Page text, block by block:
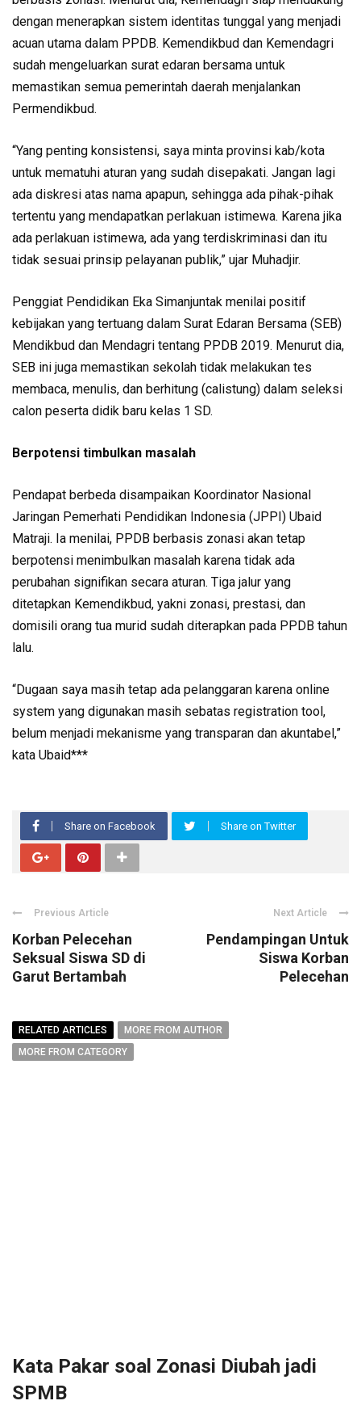
dengan menerapkan sistem identitas tunggal yang menjadi
acuan utama dalam PPDB. Kemendikbud dan Kemendagri
sudah mengeluarkan surat edaran bersama untuk
memastikan semua pemerintah daerah menjalankan
Permendikbud.
“Yang penting konsistensi, saya minta provinsi kab/kota
untuk mematuhi aturan yang sudah disepakati. Jangan lagi
ada diskresi atas nama apapun, sehingga ada pihak-pihak
tertentu yang mendapatkan perlakuan istimewa. Karena jika
ada perlakuan istimewa, ada yang terdiskriminasi dan itu
tidak sesuai prinsip pelayanan publik,” ujar Muhadjir.
Penggiat Pendidikan Eka Simanjuntak menilai positif
kebijakan yang tertuang dalam Surat Edaran Bersama (SEB)
Mendikbud dan Mendagri tentang PPDB 2019. Menurut dia,
SEB ini juga memastikan sekolah tidak melakukan tes
membaca, menulis, dan berhitung (calistung) dalam seleksi
calon peserta didik baru kelas 1 SD.
Berpotensi timbulkan masalah
Pendapat berbeda disampaikan Koordinator Nasional
Jaringan Pemerhati Pendidikan Indonesia (JPPI) Ubaid
Matraji. Ia menilai, PPDB berbasis zonasi akan tetap
berpotensi menimbulkan masalah karena tidak ada
perubahan signifikan secara aturan. Tiga jalur yang
ditetapkan Kemendikbud, yakni zonasi, prestasi, dan
domisili orang tua murid sudah diterapkan pada PPDB tahun
lalu.
“Dugaan saya masih tetap ada pelanggaran karena online
system yang digunakan masih sebatas registration tool,
belum menjadi mekanisme yang transparan dan akuntabel,”
kata Ubaid***
Share on Facebook Share on Twitter
Previous Article
Korban Pelecehan
Seksual Siswa SD di
Garut Bertambah
Next Article
Pendampingan Untuk
Siswa Korban
Pelecehan
RELATED ARTICLES
MORE FROM AUTHOR
MORE FROM CATEGORY
Kata Pakar soal Zonasi Diubah jadi
SPMB